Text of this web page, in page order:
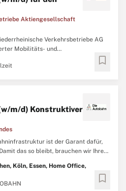
Aktiengesellschaft
Verkehrsbetriebe AG
Mobilitäts- und
breiten Leistungsspektrum. Als
öffentlichen
bookmark
m/d) Konstruktiver
ist der Garant dafür,
das so bleibt, brauchen wir Ihre
Nebenanlagen müssen regelmäßig
werden. Auch die ...
Köln, Essen, Home Office,
bookmark